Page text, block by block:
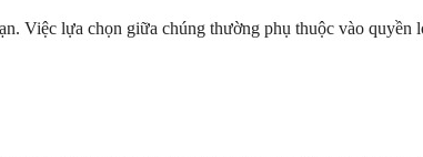
Việc lựa chọn giữa chúng thường phụ thuộc vào quyền